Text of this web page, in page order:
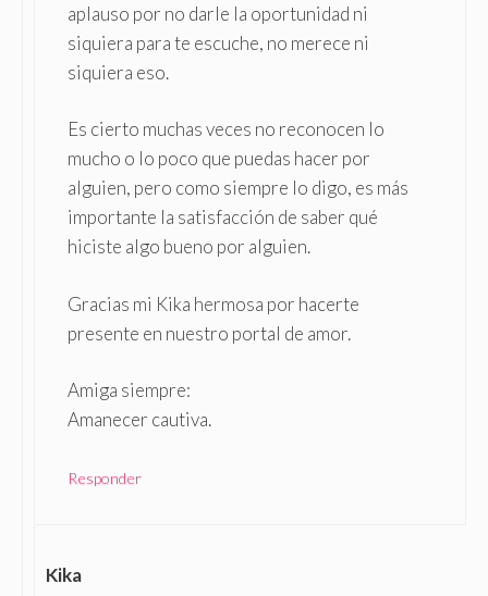
aplauso por no darle la oportunidad ni
siquiera para te escuche, no merece ni
siquiera eso.
Es cierto muchas veces no reconocen lo
mucho o lo poco que puedas hacer por
alguien, pero como siempre lo digo, es más
importante la satisfacción de saber qué
hiciste algo bueno por alguien.
Gracias mi Kika hermosa por hacerte
presente en nuestro portal de amor.
Amiga siempre:
Amanecer cautiva.
Responder
Kika